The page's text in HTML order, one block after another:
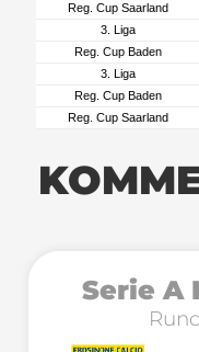
Reg. Cup Saarland
3. Liga
Reg. Cup Baden
3. Liga
Reg. Cup Baden
Reg. Cup Saarland
Serie A